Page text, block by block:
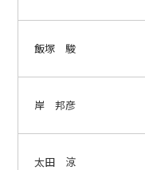
飯塚 駿
岸 邦彦
太田 涼